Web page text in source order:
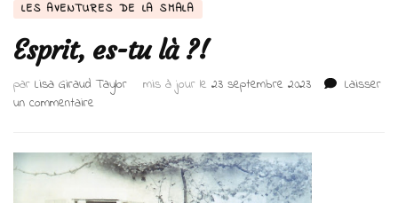
LES AVENTURES DE LA SMALA
Esprit, es-tu là ?!
par Lisa Giraud Taylor mis à jour le 23 septembre 2023
Laisser
un commentaire
tu
là ?!